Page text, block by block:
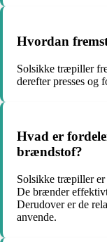
Hvordan
Solsikke træpiller
derefter presses og
Hvad er
brændstof?
Solsikke træpiller
De brænder
Derudover er de
anvende.